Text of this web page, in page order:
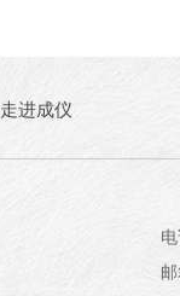
走进成仪